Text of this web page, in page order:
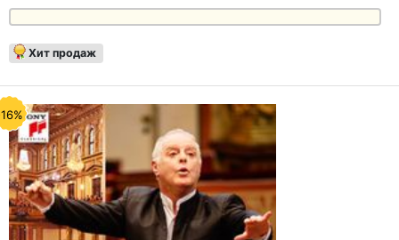
Хит продаж